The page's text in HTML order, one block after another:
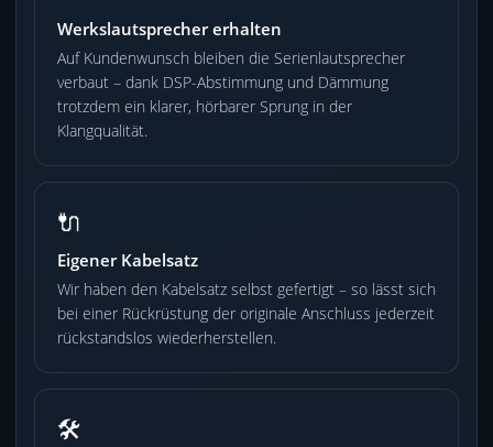
Werkslautsprecher erhalten
Auf Kundenwunsch bleiben die Serienlautsprecher
verbaut – dank DSP-Abstimmung und Dämmung
trotzdem ein klarer, hörbarer Sprung in der
Klangqualität.
🔌
Eigener Kabelsatz
Wir haben den Kabelsatz selbst gefertigt – so lässt sich
bei einer Rückrüstung der originale Anschluss jederzeit
rückstandslos wiederherstellen.
🛠️